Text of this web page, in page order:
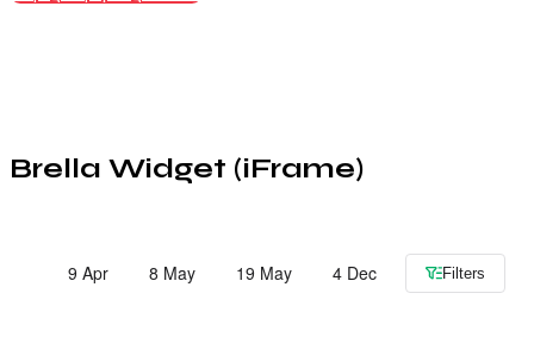
Brella Widget (iFrame)